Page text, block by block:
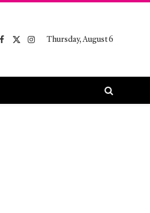
Facebook
X
Instagram
Thursday, August 6